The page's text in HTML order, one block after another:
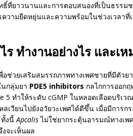
ธิ์ที่ยาวนานและการตอบสนองที่เป็นธรรม
วามยืดหยุ่นและความพร้อมในช่วงเวลาที่
ทำงานอย่างไร และเ
ช่วยเสริมสมรรถภาพทางเพศชายที่มีตัวย
กลุ่มยา PDE5 inhibitors กลไกการออก
5 ทำให้ระดับ cGMP ในหลอดเลือดบริเ
ลเวียนไปยังอวัยวะเพศได้ดีขึ้น เมื่อมีการ
ทั้งนี้Apcalisไม่ใช่ยากระตุ้นอารมณ์ทางเพ
จะเห็นผล